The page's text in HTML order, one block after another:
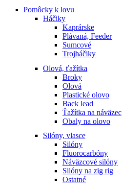
Pomôcky k lovu
Háčiky
Kaprárske
Plávaná, Feeder
Sumcové
Trojháčiky
Olová, ťažítka
Broky
Olová
Plastické olovo
Back lead
Ťažítka na náväzec
Obaly na olovo
Silóny, vlasce
Silóny
Fluorocarbóny
Náväzcové silóny
Silóny na zig rig
Ostatné